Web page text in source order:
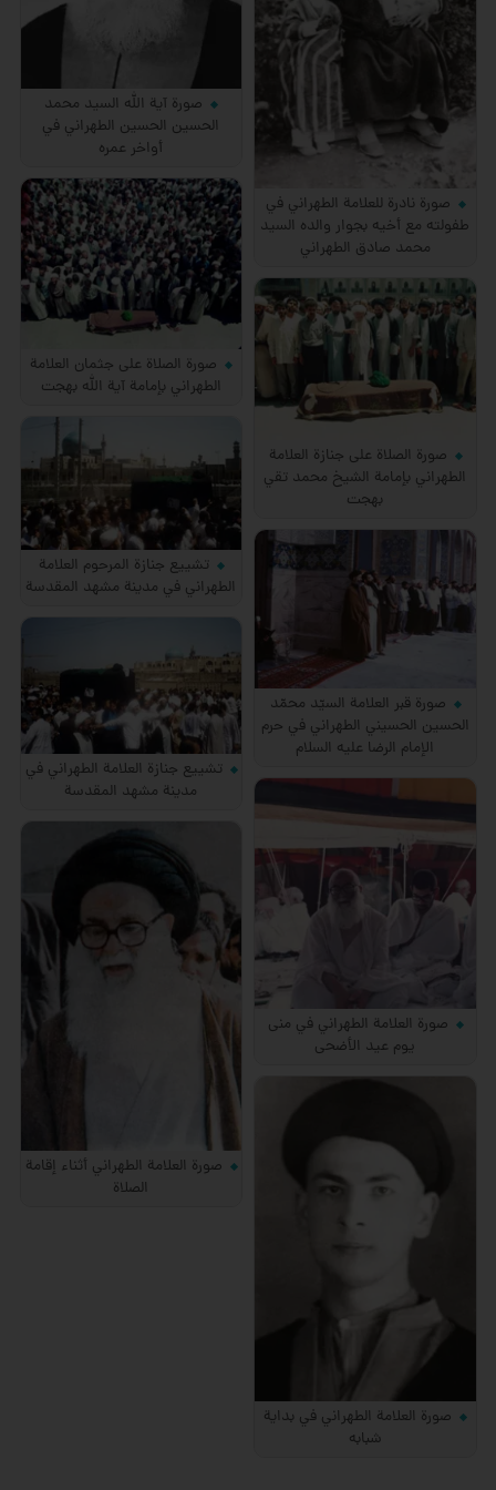
صورة آية الله السيد محمد
الحسين الحسين الطهراني في
أواخر عمره
صورة نادرة للعلامة الطهراني في
طفولته مع أخيه بجوار والده السيد
محمد صادق الطهراني
صورة الصلاة على جثمان العلامة
الطهراني بإمامة آية الله بهجت
صورة الصلاة على جنازة العلامة
الطهراني بإمامة الشيخ محمد تقي
بهجت
تشييع جنازة المرحوم العلامة
الطهراني في مدينة مشهد المقدسة
صورة قبر العلامة السيّد محمّد
الحسين الحسيني الطهراني في حرم
الإمام الرضا عليه السلام
تشييع جنازة العلامة الطهراني في
مدينة مشهد المقدسة
صورة العلامة الطهراني في منى
يوم عيد الأضحى
صورة العلامة الطهراني أثناء إقامة
الصلاة
صورة العلامة الطهراني في بداية
شبابه